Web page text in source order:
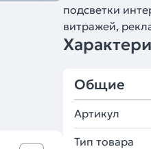
подсветки
витражей,
Общие
Артикул
Тип товара